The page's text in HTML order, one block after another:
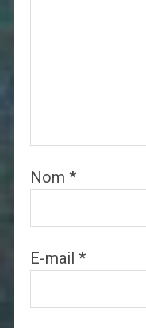
Nom *
E-mail *